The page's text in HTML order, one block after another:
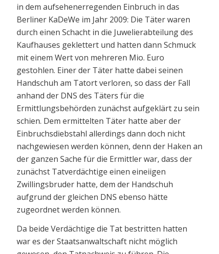
in dem aufsehenerregenden Einbruch in das
Berliner KaDeWe im Jahr 2009: Die Täter waren
durch einen Schacht in die Juwelierabteilung des
Kaufhauses geklettert und hatten dann Schmuck
mit einem Wert von mehreren Mio. Euro
gestohlen. Einer der Täter hatte dabei seinen
Handschuh am Tatort verloren, so dass der Fall
anhand der DNS des Täters für die
Ermittlungsbehörden zunächst aufgeklärt zu sein
schien. Dem ermittelten Täter hatte aber der
Einbruchsdiebstahl allerdings dann doch nicht
nachgewiesen werden können, denn der Haken an
der ganzen Sache für die Ermittler war, dass der
zunächst Tatverdächtige einen eineiigen
Zwillingsbruder hatte, dem der Handschuh
aufgrund der gleichen DNS ebenso hätte
zugeordnet werden können.
Da beide Verdächtige die Tat bestritten hatten
war es der Staatsanwaltschaft nicht möglich